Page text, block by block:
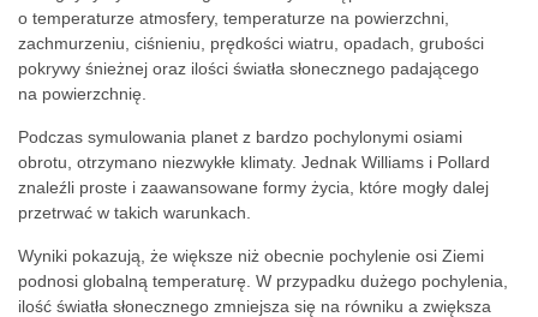
o temperaturze atmosfery, temperaturze na powierzchni,
zachmurzeniu, ciśnieniu, prędkości wiatru, opadach, grubości
pokrywy śnieżnej oraz ilości światła słonecznego padającego
na powierzchnię.
Podczas symulowania planet z bardzo pochylonymi osiami
obrotu, otrzymano niezwykłe klimaty. Jednak Williams i Pollard
znaleźli proste i zaawansowane formy życia, które mogły dalej
przetrwać w takich warunkach.
Wyniki pokazują, że większe niż obecnie pochylenie osi Ziemi
podnosi globalną temperaturę. W przypadku dużego pochylenia,
ilość światła słonecznego zmniejsza się na równiku a zwiększa